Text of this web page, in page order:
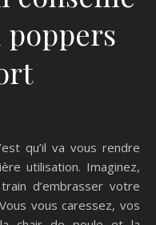
qu’il va vous rendre
utilisation. Imaginez,
d’embrasser votre
vous caressez, vos